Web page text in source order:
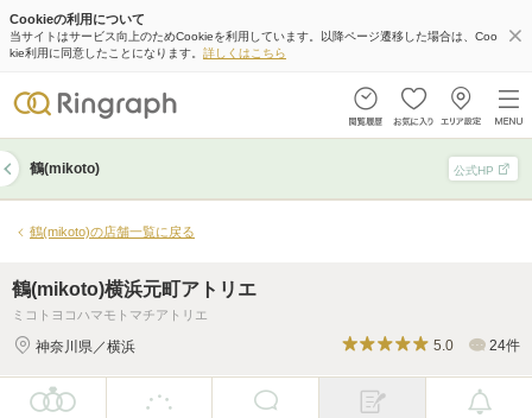
Cookieの利用について
当サイトはサービス向上のためCookieを利用しています。以降ページ遷移した場合は、Coo
kie利用に同意したことになります。 詳しくはこちら
鶴(mikoto) 公式HP
鶴(mikoto)の店舗一覧に戻る
鶴(mikoto)横浜元町アトリエ
ミコトヨコハマモトマチアトリエ
神奈川県／横浜 5.0 24件
鶴(mikoto)横浜元町アトリエ
商品
取り扱い
ブランド
カップル
レポート
特典・
フェア